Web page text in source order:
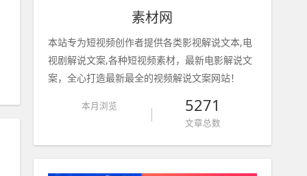
素材网
本站专为短视频创作者提供各类影视解说文本,电
视剧解说文案,各种短视频素材，最新电影解说文
案，全心打造最新最全的视频解说文案网站！
本月浏览 5271
文章总数